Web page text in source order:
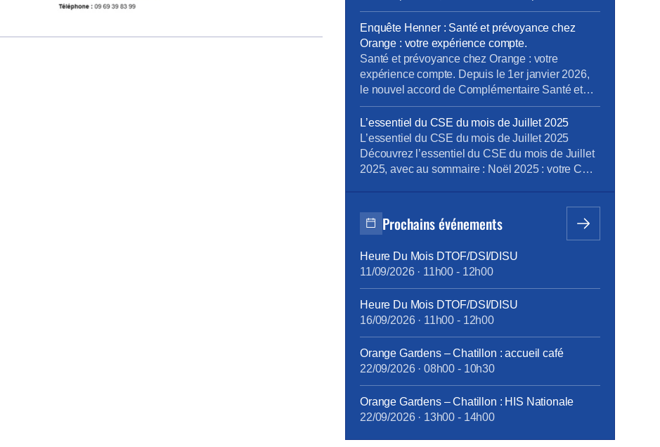
la gestion archaïque de nos fonds. Nous avions
demandé l’ouverture de négociations pour
moderniser la gouvernance : Les rendements de
notre épargne salariale sont entravés par ces
fonctionnements d’un autre […]
Enquête Henner : Santé et prévoyance chez
Orange : votre expérience compte.
Santé et prévoyance chez Orange : votre
expérience compte. Depuis le 1er janvier 2026,
le nouvel accord de Complémentaire Santé et
Prévoyance s’applique chez Orange. Il a retenu
CNP Assurances comme assureur, avec Groupe
Henner comme gestionnaire. Ce nouveau
dispositif fait évoluer la couverture, les niveaux
de remboursement, le reste à charge et les
L’essentiel du CSE du mois de Juillet 2025
L’essentiel du CSE du mois de Juillet 2025
Découvrez l’essentiel du CSE du mois de Juillet
2025, avec au sommaire : Noël 2025 : votre CSE
de fonctionnement 2025 du CSEC Objectifs
collectifs PVM 2024 & 2025 d’OFS : […]
Prochains événements
Heure Du Mois DTOF/DSI/DISU
11/09/2026· 11h00 - 12h00
Heure Du Mois DTOF/DSI/DISU
16/09/2026· 11h00 - 12h00
Orange Gardens – Chatillon : accueil café
22/09/2026· 08h00 - 10h30
Orange Gardens – Chatillon : HIS Nationale
22/09/2026· 13h00 - 14h00